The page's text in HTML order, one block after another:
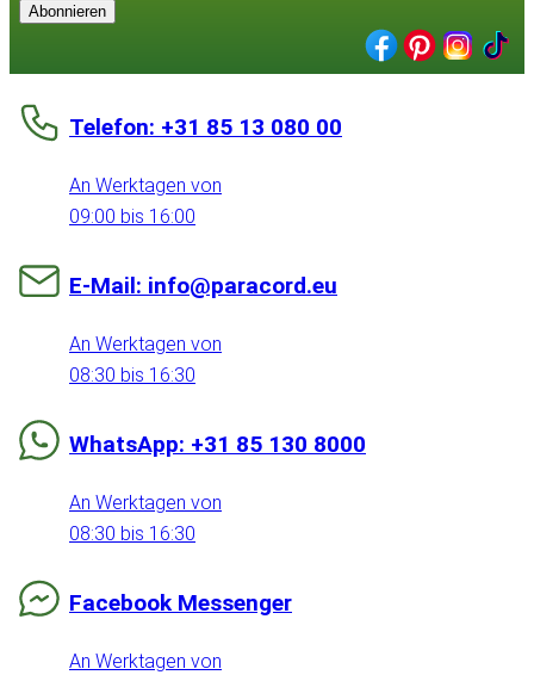
Abonnieren
Telefon: +31 85 13 080 00
An Werktagen von
09:00 bis 16:00
E-Mail: info@paracord.eu
An Werktagen von
08:30 bis 16:30
WhatsApp: +31 85 130 8000
An Werktagen von
08:30 bis 16:30
Facebook Messenger
An Werktagen von